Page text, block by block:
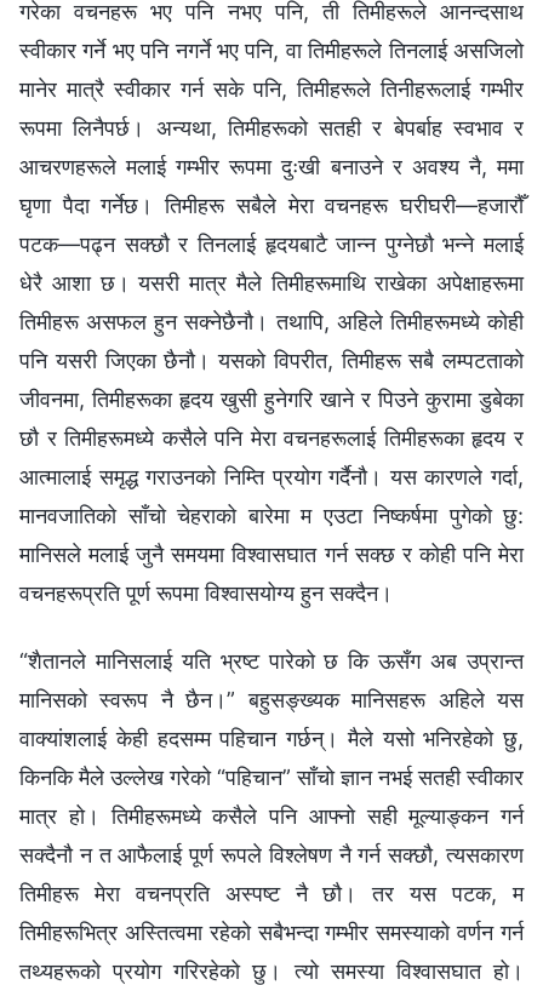
गरेका वचनहरू भए पनि नभए पनि, ती तिमीहरूले आनन्दसाथ
स्वीकार गर्ने भए पनि नगर्ने भए पनि, वा तिमीहरूले तिनलाई असजिलो
मानेर मात्रै स्वीकार गर्न सके पनि, तिमीहरूले तिनीहरूलाई गम्भीर
रूपमा लिनैपर्छ। अन्यथा, तिमीहरूको सतही र बेपर्बाह स्वभाव र
आचरणहरूले मलाई गम्भीर रूपमा दुःखी बनाउने र अवश्य नै, ममा
घृणा पैदा गर्नेछ। तिमीहरू सबैले मेरा वचनहरू घरीघरी—हजारौँ
पटक—पढ्न सक्छौ र तिनलाई हृदयबाटै जान्‍न पुग्‍नेछौ भन्‍ने मलाई
धेरै आशा छ। यसरी मात्र मैले तिमीहरूमाथि राखेका अपेक्षाहरूमा
तिमीहरू असफल हुन सक्‍नेछैनौ। तथापि, अहिले तिमीहरूमध्ये कोही
पनि यसरी जिएका छैनौ। यसको विपरीत, तिमीहरू सबै लम्पटताको
जीवनमा, तिमीहरूका हृदय खुसी हुनेगरि खाने र पिउने कुरामा डुबेका
छौ र तिमीहरूमध्ये कसैले पनि मेरा वचनहरूलाई तिमीहरूका हृदय र
आत्मालाई समृद्ध गराउनको निम्ति प्रयोग गर्दैनौ। यस कारणले गर्दा,
मानवजातिको साँचो चेहराको बारेमा म एउटा निष्कर्षमा पुगेको छु:
मानिसले मलाई जुनै समयमा विश्‍वासघात गर्न सक्छ र कोही पनि मेरा
वचनहरूप्रति पूर्ण रूपमा विश्‍वासयोग्‍य हुन सक्दैन।
“शैतानले मानिसलाई यति भ्रष्ट पारेको छ कि ऊसँग अब उप्रान्त
मानिसको स्वरूप नै छैन।” बहुसङ्ख्यक मानिसहरू अहिले यस
वाक्यांशलाई केही हदसम्म पहिचान गर्छन्। मैले यसो भनिरहेको छु,
किनकि मैले उल्‍लेख गरेको “पहिचान” साँचो ज्ञान नभई सतही स्वीकार
मात्र हो। तिमीहरूमध्ये कसैले पनि आफ्नो सही मूल्याङ्कन गर्न
सक्दैनौ न त आफैलाई पूर्ण रूपले विश्‍लेषण नै गर्न सक्छौ, त्यसकारण
तिमीहरू मेरा वचनप्रति अस्पष्ट नै छौ। तर यस पटक, म
तिमीहरूभित्र अस्तित्वमा रहेको सबैभन्दा गम्भीर समस्याको वर्णन गर्न
तथ्यहरूको प्रयोग गरिरहेको छु। त्यो समस्या विश्‍वासघात हो।